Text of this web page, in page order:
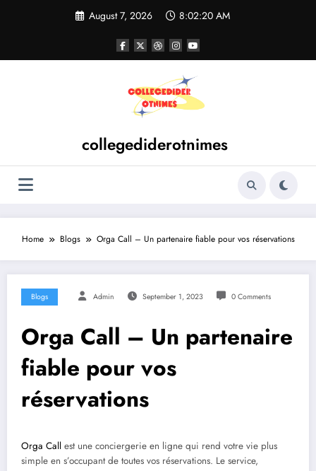
August 7, 2026 8:02:20 AM
collegediderotnimes
Home Blogs Orga Call – Un partenaire fiable pour vos réservations
Blogs Admin September 1, 2023 0 Comments
Orga Call – Un partenaire
fiable pour vos
réservations
Orga Call est une conciergerie en ligne qui rend votre vie plus
simple en s’occupant de toutes vos réservations. Le service,